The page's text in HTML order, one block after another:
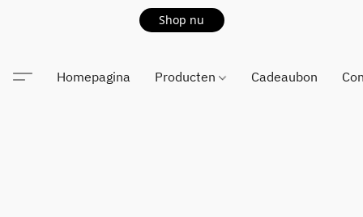
Shop nu
Homepagina Producten Cadeaubon